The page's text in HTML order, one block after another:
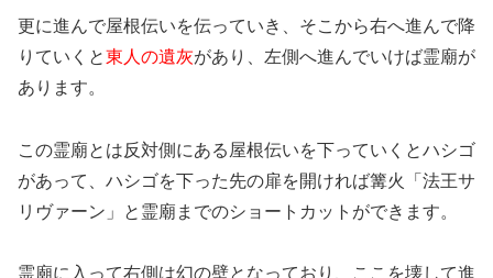
更に進んで屋根伝いを伝っていき、そこから右へ進んで降
りていくと東人の遺灰があり、左側へ進んでいけば霊廟が
あります。
この霊廟とは反対側にある屋根伝いを下っていくとハシゴ
があって、ハシゴを下った先の扉を開ければ篝火「法王サ
リヴァーン」と霊廟までのショートカットができます。
霊廟に入って右側は幻の壁となっており、ここを壊して進